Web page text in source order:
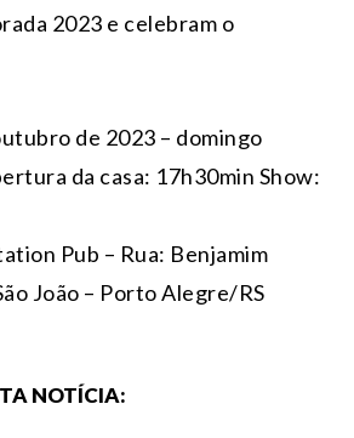
2023 e celebram o
de 2023 – domingo
da casa: 17h30min Show:
Pub – Rua: Benjamim
João – Porto Alegre/RS
NOTÍCIA: